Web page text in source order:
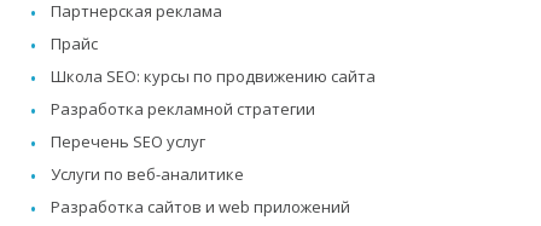
Партнерская реклама
Прайс
Школа SEO: курсы по продвижению сайта
Разработка рекламной стратегии
Перечень SEO услуг
Услуги по веб-аналитике
Разработка сайтов и web приложений